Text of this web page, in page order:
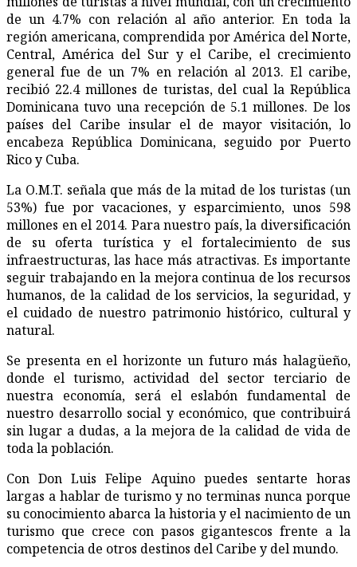
de un 4.7% con relación al año anterior. En toda la
región americana, comprendida por América del Norte,
Central, América del Sur y el Caribe, el crecimiento
general fue de un 7% en relación al 2013. El caribe,
recibió 22.4 millones de turistas, del cual la República
Dominicana tuvo una recepción de 5.1 millones. De los
países del Caribe insular el de mayor visitación, lo
encabeza República Dominicana, seguido por Puerto
Rico y Cuba.
La O.M.T. señala que más de la mitad de los turistas (un
53%) fue por vacaciones, y esparcimiento, unos 598
millones en el 2014. Para nuestro país, la diversificación
de su oferta turística y el fortalecimiento de sus
infraestructuras, las hace más atractivas. Es importante
seguir trabajando en la mejora continua de los recursos
humanos, de la calidad de los servicios, la seguridad, y
el cuidado de nuestro patrimonio histórico, cultural y
natural.
Se presenta en el horizonte un futuro más halagüeño,
donde el turismo, actividad del sector terciario de
nuestra economía, será el eslabón fundamental de
nuestro desarrollo social y económico, que contribuirá
sin lugar a dudas, a la mejora de la calidad de vida de
toda la población.
Con Don Luis Felipe Aquino puedes sentarte horas
largas a hablar de turismo y no terminas nunca porque
su conocimiento abarca la historia y el nacimiento de un
turismo que crece con pasos gigantescos frente a la
competencia de otros destinos del Caribe y del mundo.